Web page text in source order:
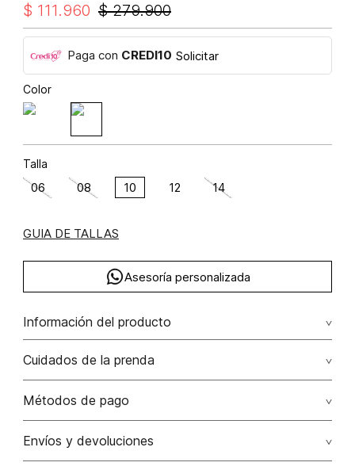
$ 279.900
$ 111.960
Paga con CREDI10 Solicitar
Color
Talla
06 08 10 12 14
GUIA DE TALLAS
Asesoría personalizada
Información del producto
Composición: POLIÉSTER 100%
Cuidados de la prenda
Lavado profesional en seco los tonos oscuros sueltan
No lavar
Métodos de pago
Tarjetas de crédito: Visa, Dinners, Master Card y American
Envíos y devoluciones